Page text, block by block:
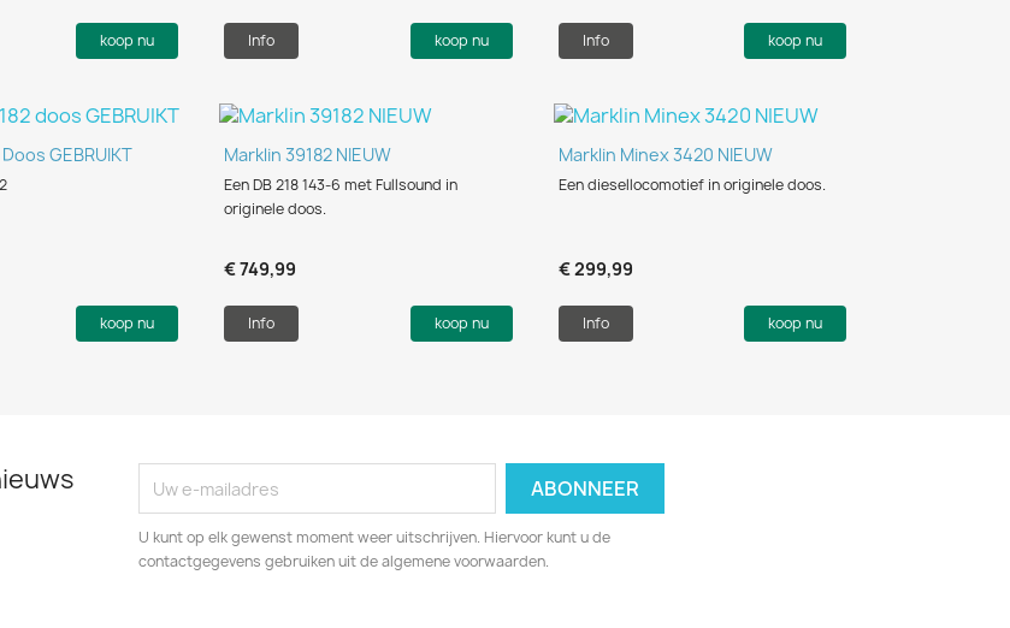
koop nu Info koop nu Info koop nu
bekijken
GEBRUIKT
koop nu
Snel bekijken
Marklin 39182 NIEUW
Een DB 218 143-6 met Fullsound in
originele doos.
€ 749,99
Info koop nu
Snel bekijken
Marklin Minex 3420 NIEUW
Een diesellocomotief in originele doos.
€ 299,99
Info koop nu
U kunt op elk gewenst moment weer uitschrijven. Hiervoor kunt u de
contactgegevens gebruiken uit de algemene voorwaarden.